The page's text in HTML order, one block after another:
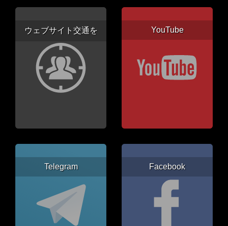
ウェブサイト交通を YouTube
Telegram Facebook